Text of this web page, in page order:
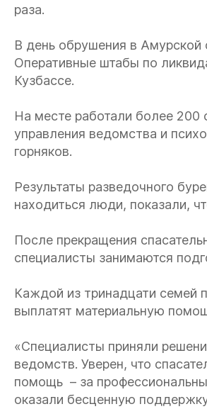
раза.
В день обрушения в
Оперативные штабы по
Кузбассе.
На месте работали более 200
управления ведомства и
горняков.
Результаты разведочного
находиться люди, показали,
После прекращения
специалисты занимаются
Каждой из тринадцати семей
выплатят материальную
«Специалисты приняли
ведомств. Уверен, что
помощь – за
оказали бесценную